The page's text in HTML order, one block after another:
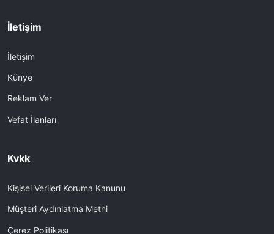
İletişim
İletişim
Künye
Reklam Ver
Vefat İlanları
Kvkk
Kişisel Verileri Koruma Kanunu
Müşteri Aydınlatma Metni
Çerez Politikası